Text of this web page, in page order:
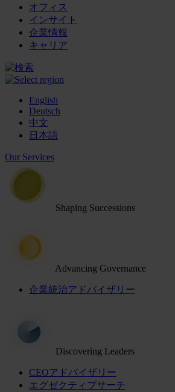
オフィス
インサイト
企業情報
キャリア
English
Deutsch
中文
日本語
Our Services
Shaping Successions
Advancing Governance
企業統治アドバイザリー
Discovering Leaders
CEOアドバイザリー
エグゼクティブサーチ